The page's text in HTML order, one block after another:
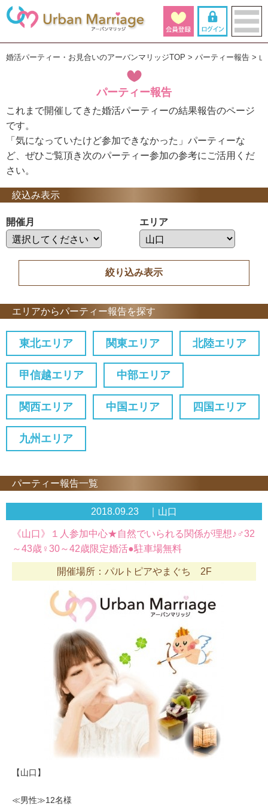
婚活パーティー・お見合いのアーバンマリッジTOP パーティー報告
パーティー報告
これまで開催してきた婚活パーティーの結果報告のページ
です。
「気になっていたけど参加できなかった」パーティーな
ど、ぜひご覧頂き次のパーティー参加の参考にご活用くだ
さい。
絞込み表示
開催月 エリア
エリアからパーティー報告を探す
東北エリア 関東エリア 北陸エリア
甲信越エリア 中部エリア
関西エリア 中国エリア 四国エリア
九州エリア
パーティー報告一覧
2018.09.23 ｜山口
《山口》１人参加中心★自然でいられる関係が理想♪♂32
～43歳♀30～42歳限定婚活●駐車場無料
開催場所：パルトピアやまぐち 2F
【山口】
≪男性≫12名様